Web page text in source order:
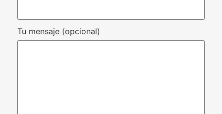
Tu mensaje (opcional)